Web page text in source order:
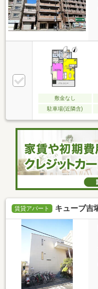
敷金なし
駐車場(近隣含)
賃貸アパート キューブ吉